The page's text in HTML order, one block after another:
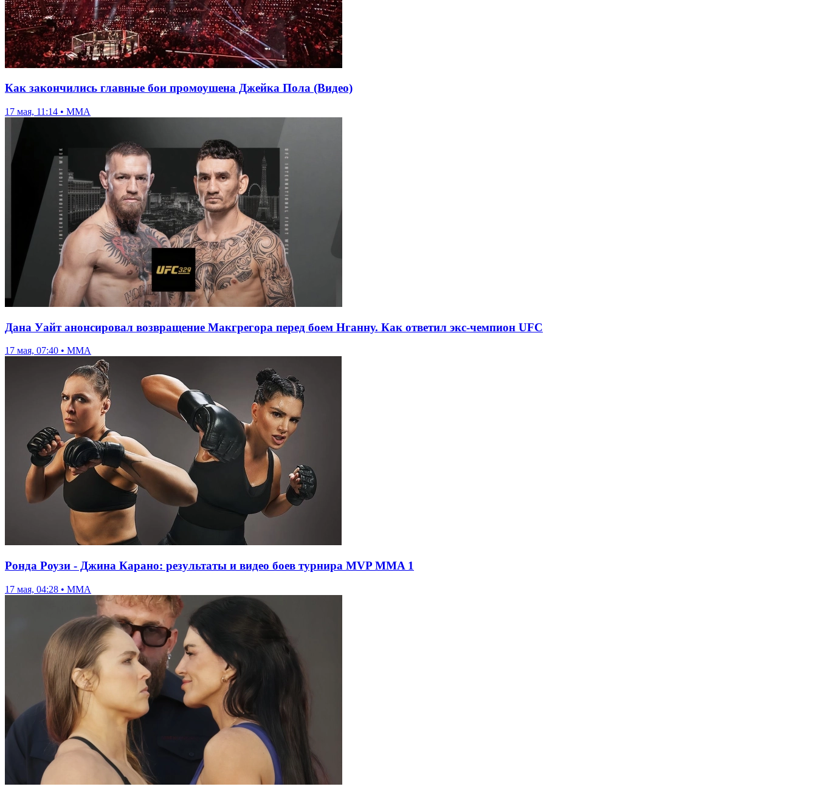
Как закончились главные бои промоушена Джейка Пола (Видео)
17 мая, 11:14 • ММА
Дана Уайт анонсировал возвращение Макгрегора перед боем Нганну. Как ответил экс-чемпион UFC
17 мая, 07:40 • ММА
Ронда Роузи - Джина Карано: результаты и видео боев турнира MVP MMA 1
17 мая, 04:28 • ММА